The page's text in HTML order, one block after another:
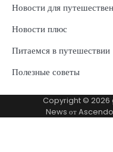
Новости для
Новости плюс
Питаемся в путешествии
Полезные советы
Copyright © 2026
News от